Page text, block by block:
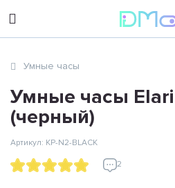
sales@dimoll.ru
Умные часы
Умные часы
(черный)
2
Артикул: KP-N2-BLACK